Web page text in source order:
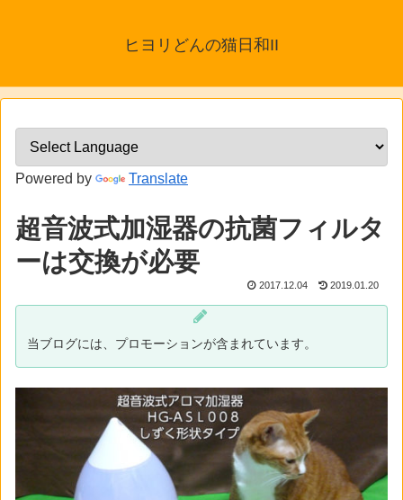
ヒヨリどんの猫日和II
Powered by Translate
超音波式加湿器の抗菌フィルタ
ーは交換が必要
2017.12.04 2019.01.20
当ブログには、プロモーションが含まれています。